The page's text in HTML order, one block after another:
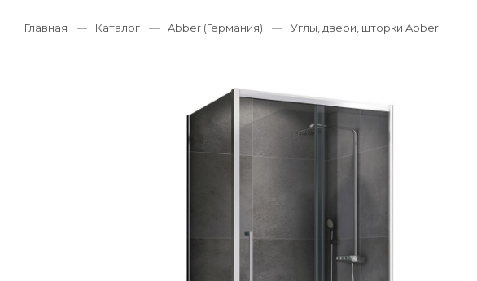
Главная — Каталог — Abber (Германия) — Углы, двери, шторки Abber